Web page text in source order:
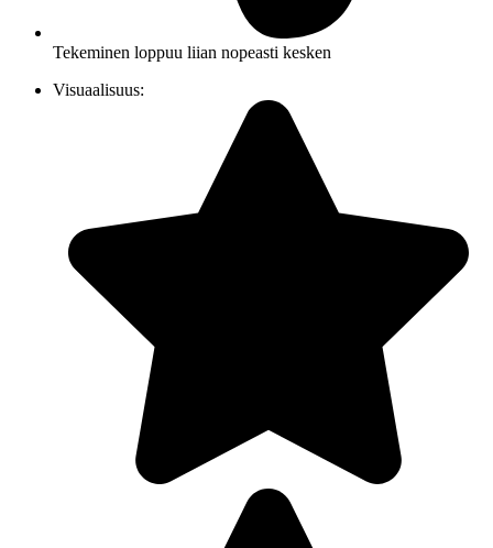
Tekeminen loppuu liian nopeasti kesken
Visuaalisuus: